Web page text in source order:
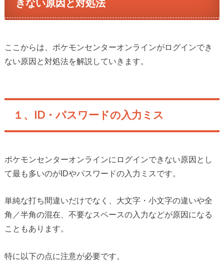
きない原因と対処法
ここからは、ポケモンセンターオンラインがログインでき
ない原因と対処法を解説していきます。
１、ID・パスワードの入力ミス
ポケモンセンターオンラインにログインできない原因とし
て最も多いのがIDやパスワードの入力ミスです。
単純な打ち間違いだけでなく、大文字・小文字の違いや全
角／半角の混在、不要なスペースの入力などが原因になる
こともあります。
特に以下の点に注意が必要です。